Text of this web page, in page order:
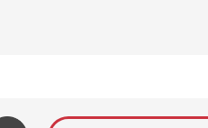
記事から、インターネット利用者層